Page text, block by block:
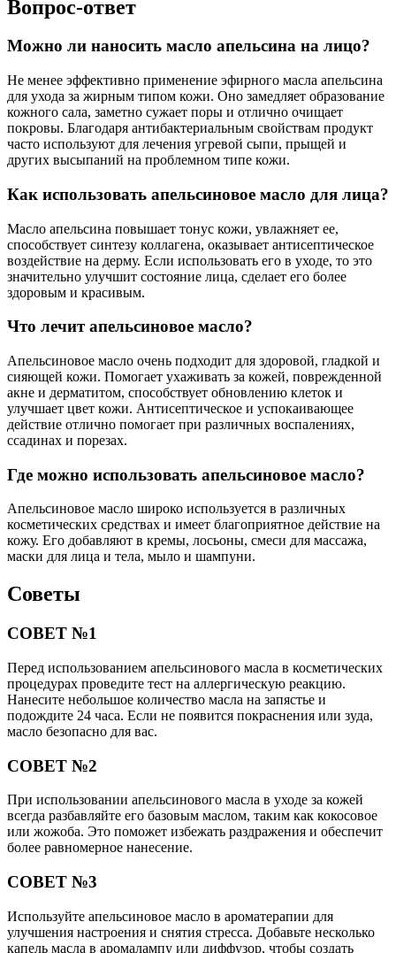
Вопрос-ответ
Можно ли наносить масло апельсина на лицо?
Не менее эффективно применение эфирного масла апельсина
для ухода за жирным типом кожи. Оно замедляет образование
кожного сала, заметно сужает поры и отлично очищает
покровы. Благодаря антибактериальным свойствам продукт
часто используют для лечения угревой сыпи, прыщей и
других высыпаний на проблемном типе кожи.
Как использовать апельсиновое масло для лица?
Масло апельсина повышает тонус кожи, увлажняет ее,
способствует синтезу коллагена, оказывает антисептическое
воздействие на дерму. Если использовать его в уходе, то это
значительно улучшит состояние лица, сделает его более
здоровым и красивым.
Что лечит апельсиновое масло?
Апельсиновое масло очень подходит для здоровой, гладкой и
сияющей кожи. Помогает ухаживать за кожей, поврежденной
акне и дерматитом, способствует обновлению клеток и
улучшает цвет кожи. Антисептическое и успокаивающее
действие отлично помогает при различных воспалениях,
ссадинах и порезах.
Где можно использовать апельсиновое масло?
Апельсиновое масло широко используется в различных
косметических средствах и имеет благоприятное действие на
кожу. Его добавляют в кремы, лосьоны, смеси для массажа,
маски для лица и тела, мыло и шампуни.
Советы
СОВЕТ №1
Перед использованием апельсинового масла в косметических
процедурах проведите тест на аллергическую реакцию.
Нанесите небольшое количество масла на запястье и
подождите 24 часа. Если не появится покраснения или зуда,
масло безопасно для вас.
СОВЕТ №2
При использовании апельсинового масла в уходе за кожей
всегда разбавляйте его базовым маслом, таким как кокосовое
или жожоба. Это поможет избежать раздражения и обеспечит
более равномерное нанесение.
СОВЕТ №3
Используйте апельсиновое масло в ароматерапии для
улучшения настроения и снятия стресса. Добавьте несколько
капель масла в аромалампу или диффузор, чтобы создать